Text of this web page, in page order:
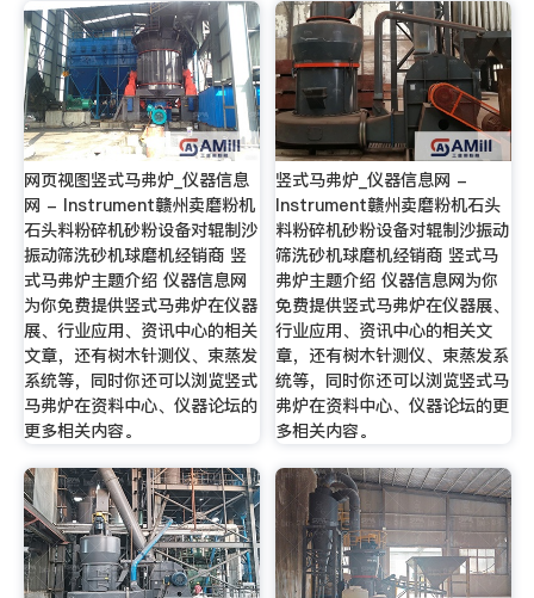
网页视图竖式马弗炉_仪器信息
网 - Instrument赣州卖磨粉机
石头料粉碎机砂粉设备对辊制沙
振动筛洗砂机球磨机经销商 竖
式马弗炉主题介绍 仪器信息网
为你免费提供竖式马弗炉在仪器
展、行业应用、资讯中心的相关
文章，还有树木针测仪、束蒸发
系统等，同时你还可以浏览竖式
马弗炉在资料中心、仪器论坛的
更多相关内容。
竖式马弗炉_仪器信息网 -
Instrument赣州卖磨粉机石头
料粉碎机砂粉设备对辊制沙振动
筛洗砂机球磨机经销商 竖式马
弗炉主题介绍 仪器信息网为你
免费提供竖式马弗炉在仪器展、
行业应用、资讯中心的相关文
章，还有树木针测仪、束蒸发系
统等，同时你还可以浏览竖式马
弗炉在资料中心、仪器论坛的更
多相关内容。